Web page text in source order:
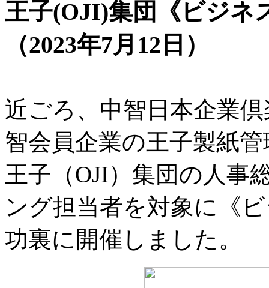
王子(OJI)集団《ビジネ
（2023年7月12日）
近ごろ、中智日本企業
智会員企業の王子製紙
王子（OJI）集団の人事
ング担当者を対象に《
功裏に開催しました。